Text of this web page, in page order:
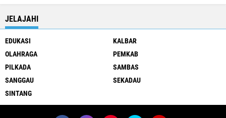
JELAJAHI
EDUKASI
KALBAR
OLAHRAGA
PEMKAB
PILKADA
SAMBAS
SANGGAU
SEKADAU
SINTANG